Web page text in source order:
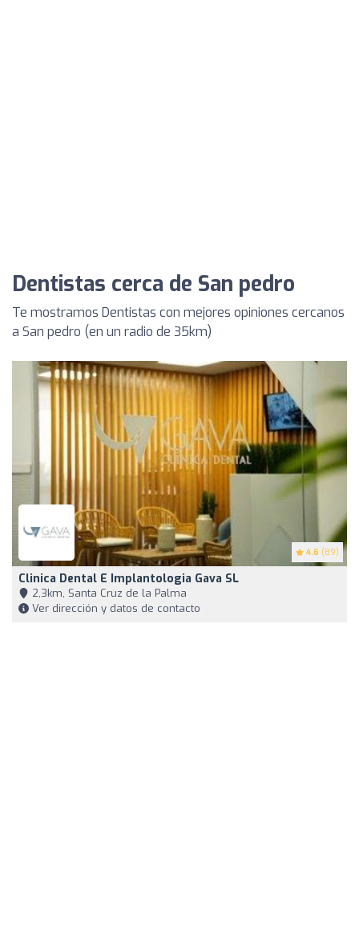
Dentistas cerca de San pedro
Te mostramos Dentistas con mejores opiniones cercanos
a San pedro (en un radio de 35km)
4.6 (89)
Clinica Dental E Implantologia Gava SL
2,3km, Santa Cruz de la Palma
Ver dirección y datos de contacto